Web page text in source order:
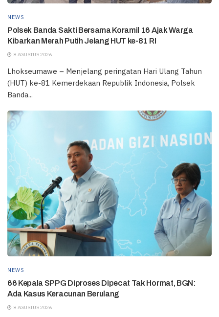
NEWS
Polsek Banda Sakti Bersama Koramil 16 Ajak Warga
Kibarkan Merah Putih Jelang HUT ke-81 RI
8 AGUSTUS 2026
Lhokseumawe – Menjelang peringatan Hari Ulang Tahun
(HUT) ke-81 Kemerdekaan Republik Indonesia, Polsek
Banda...
NEWS
66 Kepala SPPG Diproses Dipecat Tak Hormat, BGN:
Ada Kasus Keracunan Berulang
8 AGUSTUS 2026